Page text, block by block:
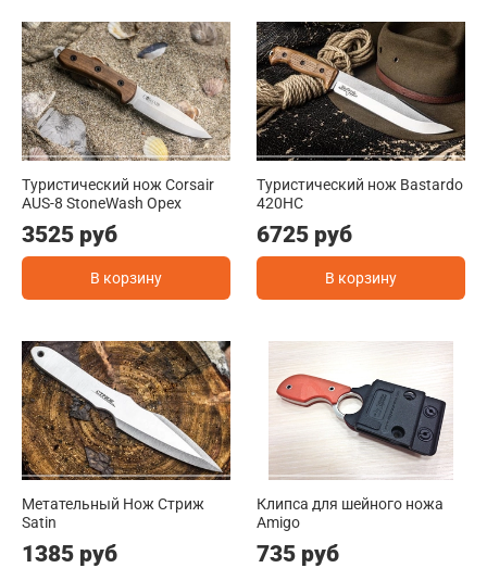
Туристический нож Corsair
AUS-8 StoneWash Орех
3525 руб
В корзину
Туристический нож Bastardo
420HC
6725 руб
В корзину
Метательный Нож Стриж
Satin
1385 руб
Клипса для шейного ножа
Amigo
735 руб